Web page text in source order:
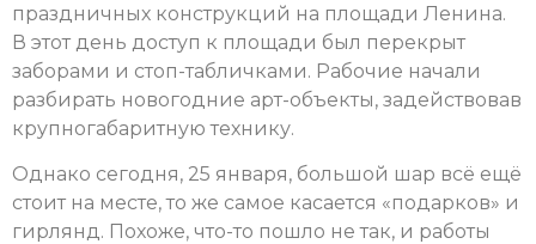
праздничных конструкций на площади Ленина.
В этот день доступ к площади был перекрыт
заборами и стоп-табличками. Рабочие начали
разбирать новогодние арт-объекты, задействовав
крупногабаритную технику.
Однако сегодня, 25 января, большой шар всё ещё
стоит на месте, то же самое касается «подарков» и
гирлянд. Похоже, что-то пошло не так, и работы